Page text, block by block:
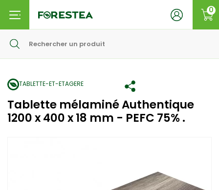
0
TABLETTE-ET-ETAGERE
Tablette mélaminé Authentique
1200 x 400 x 18 mm - PEFC 75% .